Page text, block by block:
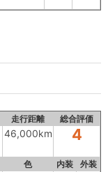
走行距離 総合評価
46,000km 4
色 内装 外装